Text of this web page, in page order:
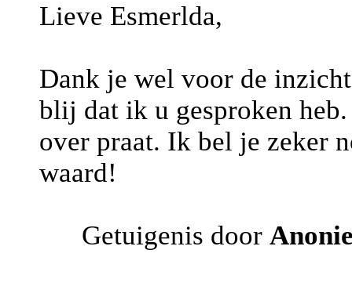
Lieve Esmerlda,
Dank je wel voor de
blij dat ik u gesproken
over praat. Ik bel je zeker
waard!
Getuigenis door